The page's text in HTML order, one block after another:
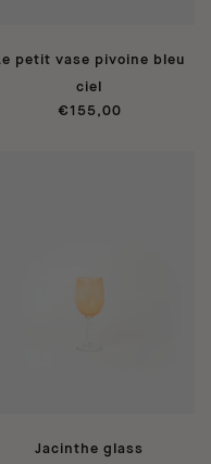
petit vase pivoine bleu
ciel
€155,00
Jacinthe glass